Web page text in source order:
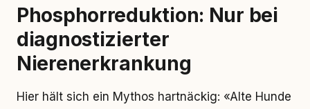
Phosphorreduktion: Nur bei
diagnostizierter
Nierenerkrankung
Hier hält sich ein Mythos hartnäckig: «Alte Hunde